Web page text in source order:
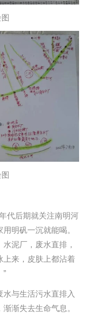
代后期就关注南明河
明矾一沉就能喝。
泥厂，废水直排，
上来，皮肤上都沾着
”
与生活污水直排入
渐失去生命气息。